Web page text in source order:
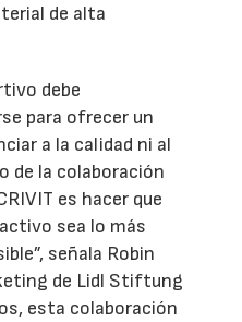
de alta
debe
para ofrecer un
a la calidad ni al
de la colaboración
es hacer que
sea lo más
señala Robin
de Lidl Stiftung
esta colaboración